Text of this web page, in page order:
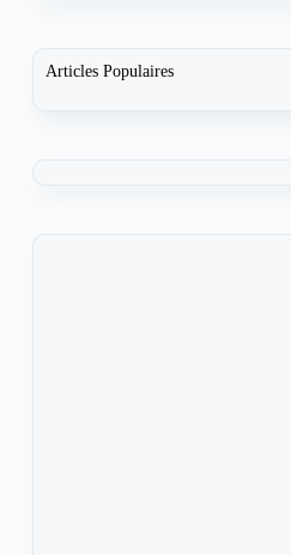
Articles Populaires